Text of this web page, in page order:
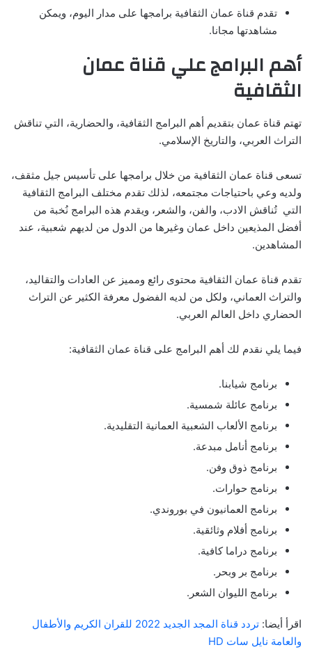
تقدم قناة عمان الثقافية برامجها على مدار اليوم، ويمكن
مشاهدتها مجانا.
أهم البرامج علي قناة عمان
الثقافية
تهتم قناة عمان بتقديم أهم البرامج الثقافية، والحضارية، التي تناقش
التراث العربي، والتاريخ الإسلامي.
تسعى قناة عمان الثقافية من خلال برامجها على تأسيس جيل مثقف،
ولديه وعي باحتياجات مجتمعه، لذلك تقدم مختلف البرامج الثقافية
التي تُناقش الادب، والفن، والشعر، ويقدم هذه البرامج نُخبة من
أفضل المذيعين داخل عمان وغيرها من الدول من لديهم شعبية، عند
المشاهدين.
تقدم قناة عمان الثقافية محتوى رائع ومميز عن العادات والتقاليد،
والتراث العماني، ولكل من لديه الفضول معرفة الكثير عن التراث
الحضاري داخل العالم العربي.
فيما يلي نقدم لك أهم البرامج على قناة عمان الثقافية:
برنامج شيابنا.
برنامج عائلة شمسية.
برنامج الألعاب الشعبية العمانية التقليدية.
برنامج أنامل مبدعة.
برنامج ذوق وفن.
برنامج حوارات.
برنامج العمانيون في بوروندي.
برنامج أفلام وثائقية.
برنامج دراما كافية.
برنامج بر وبحر.
برنامج الليوان الشعر.
اقرأ أيضا:
تردد قناة المجد الجديد 2022 للقران الكريم والأطفال
والعامة نايل سات HD